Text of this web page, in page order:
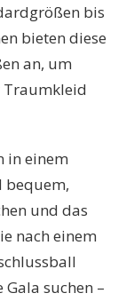
bis
bieten diese
an, um
Traumkleid
in einem
bequem,
und das
nach einem
suchen –